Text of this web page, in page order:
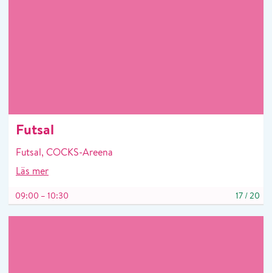
Futsal
Futsal, COCKS-Areena
Läs mer
09:00 – 10:30 17 /20